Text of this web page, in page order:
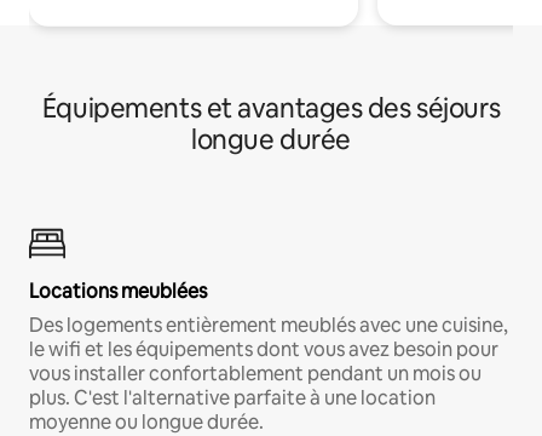
Équipements et avantages des séjours
longue durée
Locations meublées
Des logements entièrement meublés avec une cuisine,
le wifi et les équipements dont vous avez besoin pour
vous installer confortablement pendant un mois ou
plus. C'est l'alternative parfaite à une location
moyenne ou longue durée.